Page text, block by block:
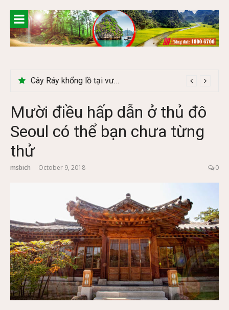
content
Cây Ráy khổng lồ tại vườn Quốc gia Cúc Phương
Mười điều hấp dẫn ở thủ đô
Seoul có thể bạn chưa từng
thử
msbich October 9, 2018 0